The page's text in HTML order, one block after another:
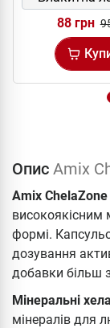
88 грн
Опис Amix
Amix
високоякісним
формі.
дозування
добавки більш
Мінеральні
мінералів для